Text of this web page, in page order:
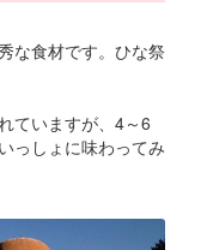
な食材です。ひな祭
ていますが、4～6
っしょに味わってみ